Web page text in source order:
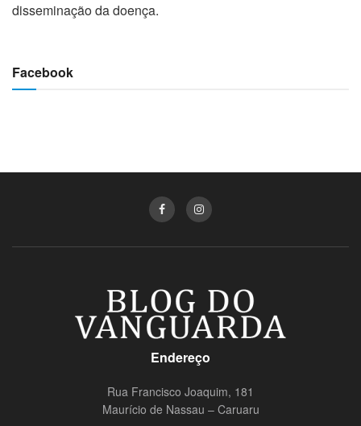
disseminação da doença.
Facebook
Endereço
Rua Francisco Joaquim, 181
Maurício de Nassau – Caruaru